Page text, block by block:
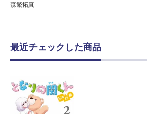
森繁拓真
最近チェックした商品